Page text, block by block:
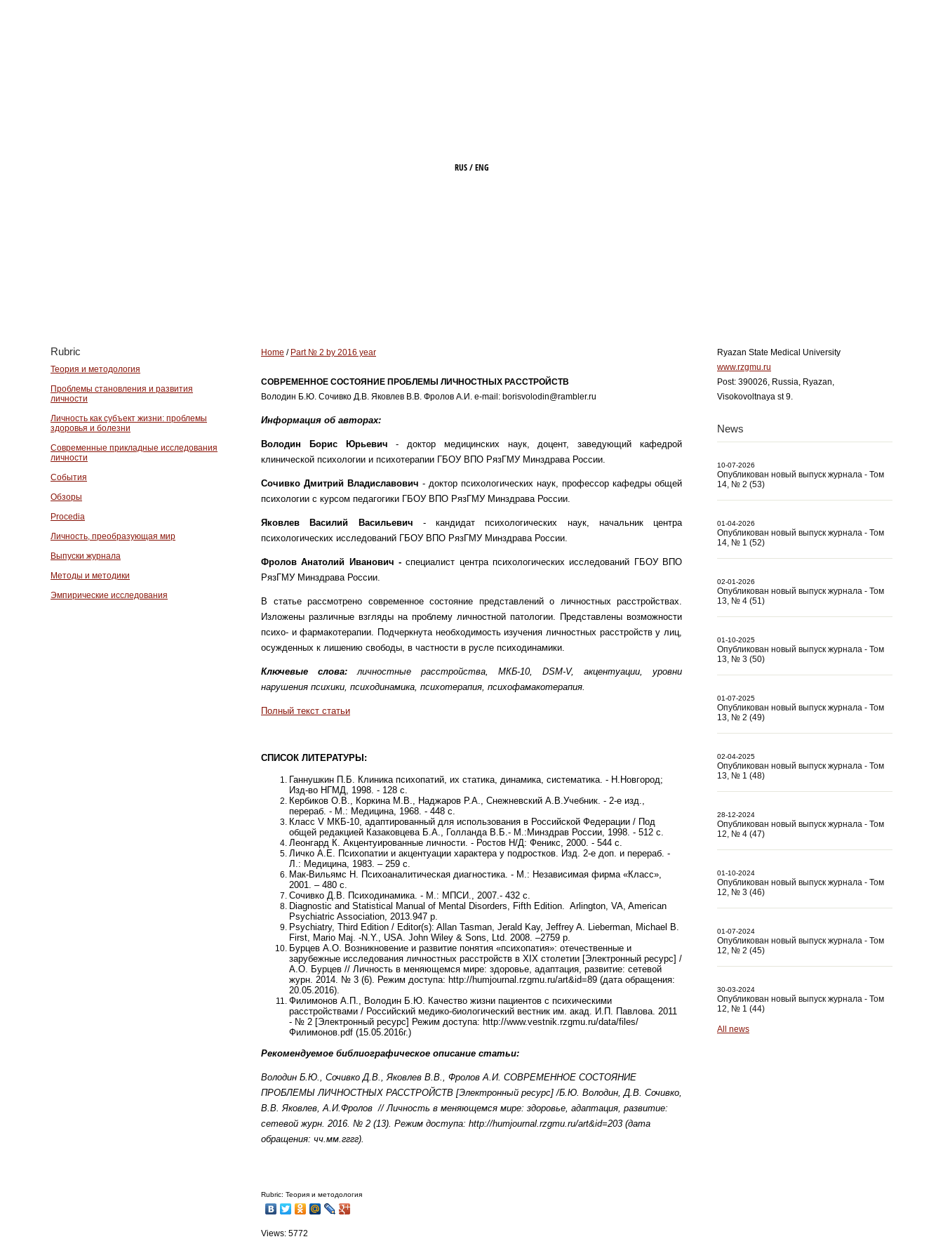
RUS/ENG
Rubric
Теория и методология
Проблемы становления и развития
личности
Личность как субъект жизни: проблемы
здоровья и болезни
Современные прикладные исследования
личности
События
Обзоры
Procedia
Личность, преобразующая мир
Выпуски журнала
Методы и методики
Эмпирические исследования
Home / Part № 2 by 2016 year
СОВРЕМЕННОЕ СОСТОЯНИЕ ПРОБЛЕМЫ ЛИЧНОСТНЫХ РАССТРОЙСТВ
Володин Б.Ю. Сочивко Д.В. Яковлев В.В. Фролов А.И. e-mail: borisvolodin@rambler.ru
Информация об авторах:
Володин Борис Юрьевич - доктор медицинских наук, доцент, заведующий кафедрой
клинической психологии и психотерапии ГБОУ ВПО РязГМУ Минздрава России.
Сочивко Дмитрий Владиславович - доктор психологических наук, профессор кафедры общей
психологии с курсом педагогики ГБОУ ВПО РязГМУ Минздрава России.
Яковлев Василий Васильевич - кандидат психологических наук, начальник центра
психологических исследований ГБОУ ВПО РязГМУ Минздрава России.
Фролов Анатолий Иванович -специалист центра психологических исследований ГБОУ ВПО
РязГМУ Минздрава России.
В статье рассмотрено современное состояние представлений о личностных расстройствах.
Изложены различные взгляды на проблему личностной патологии. Представлены возможности
психо- и фармакотерапии. Подчеркнута необходимость изучения личностных расстройств у лиц,
осужденных к лишению свободы, в частности в русле психодинамики.
Ключевые слова:личностные расстройства, МКБ-10, DSM-V, акцентуации, уровни
нарушения психики, психодинамика, психотерапия, психофамакотерапия.
Полный текст статьи
СПИСОК ЛИТЕРАТУРЫ:
Ганнушкин П.Б. Клиника психопатий, их статика, динамика, систематика. - Н.Новгород;
Изд-во НГМД, 1998. - 128 с.
Кербиков О.В., Коркина М.В., Наджаров Р.А., Снежневский А.В.Учебник. - 2-е изд.,
перераб. - М.: Медицина, 1968. - 448 с.
Класс V МКБ-10, адаптированный для использования в Российской Федерации / Под
общей редакцией Казаковцева Б.А., Голланда В.Б.- М.:Минздрав России, 1998. - 512 с.
Леонгард К. Акцентуированные личности. - Ростов Н/Д: Феникс, 2000. - 544 с.
Личко А.Е. Психопатии и акцентуации характера у подростков. Изд. 2-е доп. и перераб. -
Л.: Медицина, 1983. – 259 с.
Мак-Вильямс Н. Психоаналитическая диагностика. - М.: Независимая фирма «Класс»,
2001. – 480 с.
Сочивко Д.В. Психодинамика. - М.: МПСИ., 2007.- 432 с.
Diagnostic and Statistical Manual of Mental Disorders, Fifth Edition. Arlington, VA, American
Psychiatric Association, 2013.­947 p.
Psychiatry, Third Edition / Editor(s): Allan Tasman, Jerald Kay, Jeffrey A. Lieberman, Michael B.
First, Mario Maj. -N.Y., USA. John Wiley & Sons, Ltd. 2008. –2759 р.
Бурцев А.О. Возникновение и развитие понятия «психопатия»: отечественные и
зарубежные исследования личностных расстройств в XIX столетии [Электронный ресурс] /
А.О. Бурцев // Личность в меняющемся мире: здоровье, адаптация, развитие: сетевой
журн. 2014. № 3 (6). Режим доступа: http://humjournal.rzgmu.ru/art&id=89 (дата обращения:
20.05.2016).
Филимонов А.П., Володин Б.Ю. Качество жизни пациентов с психическими
расстройствами / Российский медико-биологический вестник им. акад. И.П. Павлова. 2011
- № 2 [Электронный ресурс] Режим доступа: http://www.vestnik.rzgmu.ru/data/files/
Филимонов.pdf (15.05.2016г.)
Рекомендуемое библиографическое описание статьи:
Володин Б.Ю., Сочивко Д.В., Яковлев В.В., Фролов А.И. СОВРЕМЕННОЕ СОСТОЯНИЕ
ПРОБЛЕМЫ ЛИЧНОСТНЫХ РАССТРОЙСТВ [Электронный ресурс] /Б.Ю. Володин, Д.В. Сочивко,
В.В. Яковлев, А.И.Фролов // Личность в меняющемся мире: здоровье, адаптация, развитие:
сетевой журн. 2016. № 2 (13). Режим доступа: http://humjournal.rzgmu.ru/art&id=203 (дата
обращения: чч.мм.гггг).
Rubric: Теория и методология
Views: 5772
Ryazan State Medical University
www.rzgmu.ru
Post: 390026, Russia, Ryazan,
Visokovoltnaya st 9.
News
10-07-2026
Опубликован новый выпуск журнала - Том
14, № 2 (53)
01-04-2026
Опубликован новый выпуск журнала - Том
14, № 1 (52)
02-01-2026
Опубликован новый выпуск журнала - Том
13, № 4 (51)
01-10-2025
Опубликован новый выпуск журнала - Том
13, № 3 (50)
01-07-2025
Опубликован новый выпуск журнала - Том
13, № 2 (49)
02-04-2025
Опубликован новый выпуск журнала - Том
13, № 1 (48)
28-12-2024
Опубликован новый выпуск журнала - Том
12, № 4 (47)
01-10-2024
Опубликован новый выпуск журнала - Том
12, № 3 (46)
01-07-2024
Опубликован новый выпуск журнала - Том
12, № 2 (45)
30-03-2024
Опубликован новый выпуск журнала - Том
12, № 1 (44)
All news